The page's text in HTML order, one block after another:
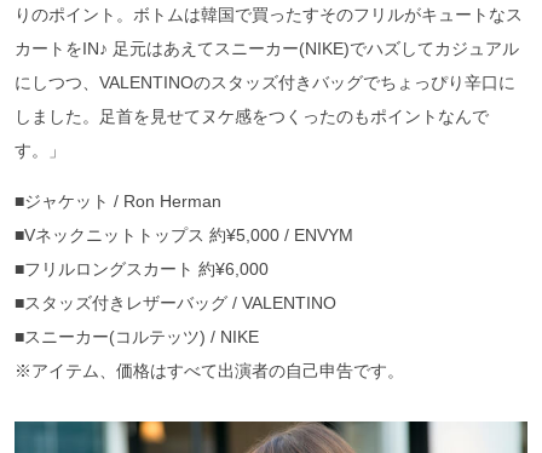
りのポイント。ボトムは韓国で買ったすそのフリルがキュートなス
カートをIN♪ 足元はあえてスニーカー(NIKE)でハズしてカジュアル
にしつつ、VALENTINOのスタッズ付きバッグでちょっぴり辛口に
しました。足首を見せてヌケ感をつくったのもポイントなんで
す。」
■ジャケット / Ron Herman
■Vネックニットトップス 約¥5,000 / ENVYM
■フリルロングスカート 約¥6,000
■スタッズ付きレザーバッグ / VALENTINO
■スニーカー(コルテッツ) / NIKE
※アイテム、価格はすべて出演者の自己申告です。